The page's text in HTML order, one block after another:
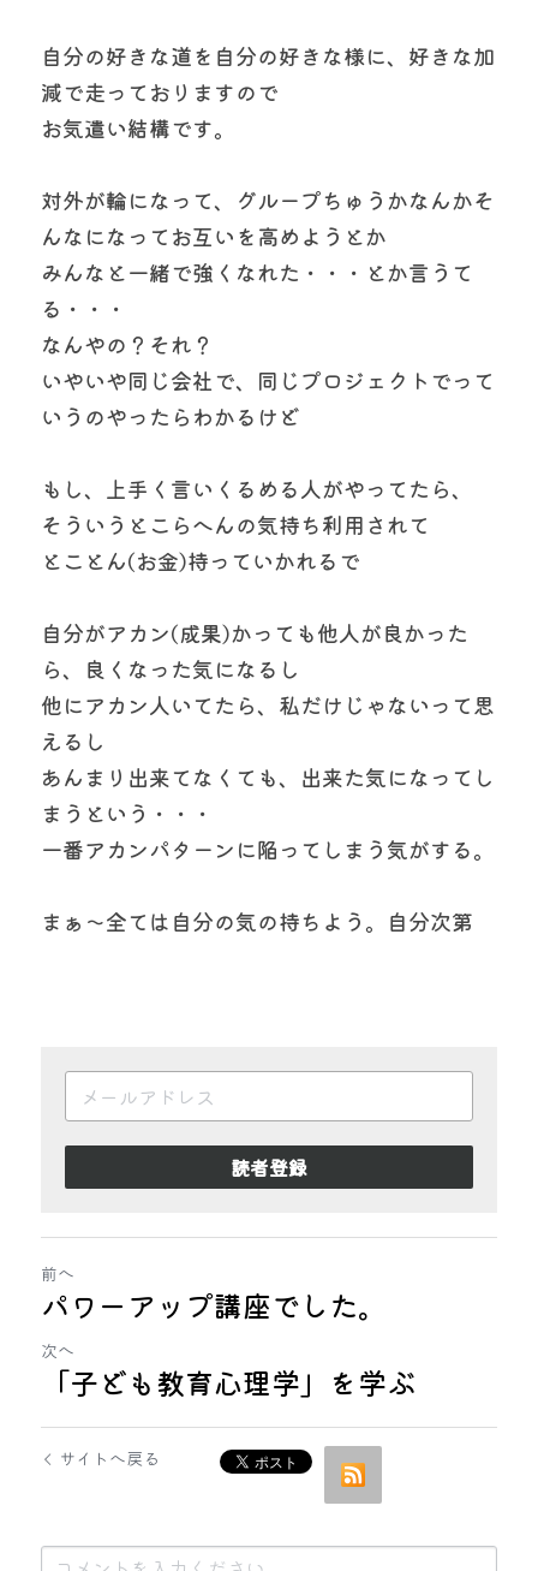
自分の好きな道を自分の好きな様に、好きな加
減で走っておりますので
お気遣い結構です。
対外が輪になって、グループちゅうかなんかそ
んなになってお互いを高めようとか
みんなと一緒で強くなれた・・・とか言うて
る・・・
なんやの？それ？
いやいや同じ会社で、同じプロジェクトでって
いうのやったらわかるけど
もし、上手く言いくるめる人がやってたら、
そういうとこらへんの気持ち利用されて
とことん(お金)持っていかれるで
自分がアカン(成果)かっても他人が良かった
ら、良くなった気になるし
他にアカン人いてたら、私だけじゃないって思
えるし
あんまり出来てなくても、出来た気になってし
まうという・・・
一番アカンパターンに陥ってしまう気がする。
まぁ〜全ては自分の気の持ちよう。自分次第
読者登録
前へ
パワーアップ講座でした。
次へ
「子ども教育心理学」を学ぶ
サイトへ戻る